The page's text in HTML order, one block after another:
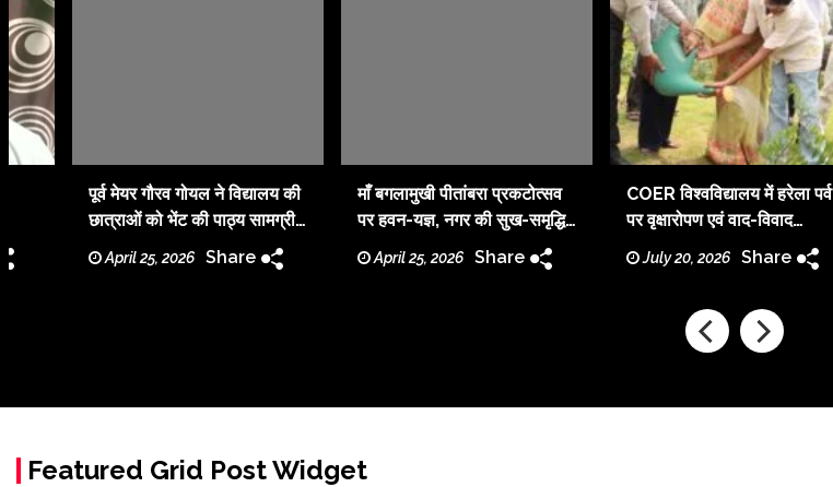
पूर्व मेयर गौरव गोयल ने विद्यालय की
छात्राओं को भेंट की पाठ्य सामग्री,
बच्चे पढ़ेंगे तो राष्ट्र बढ़ेगा आगे :
गौरव गोयल
April 25, 2026 Share
माँ बगलामुखी पीतांबरा प्रकटोत्सव
पर हवन-यज्ञ, नगर की सुख-समृद्धि
के लिए की गई प्रार्थना
April 25, 2026 Share
COER विश्वविद्यालय में हरेला पर्व
पर वृक्षारोपण एवं वाद-विवाद
प्रतियोगिता
July 20, 2026 Share
Featured Grid Post Widget